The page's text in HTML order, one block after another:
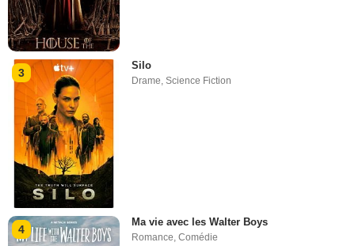
3
Silo
Drame,Science Fiction
4
Ma vie avec les Walter Boys
Romance,Comédie